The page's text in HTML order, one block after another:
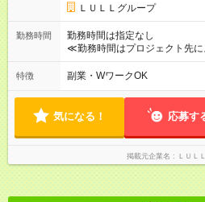
キルを考慮し初任給を決定。経
す！ ◎昇給年1回（研修終了後） ◎賞与年2回（2月・8月）＋業
績賞与あり ◤スキルアップも、収入アップも。◢ 入社後の成長
や頑張りは、しっかり給与で還
上アップした社員も。 エンジニアへの還元率は業界高水準の
87％。 スキルを磨いた分だけ
す！ 【試用期間】試用期間あり 試用期間の長さ：6ヶ月 ※ 雇用
形態と給与に、本採用時と異
中途採用（契約社員） 給与：
なし残業代を含みます。※超
別途支給いたします ※研修期
ＬＵＬＬグループ
勤務時間
勤務時間は指定なし
≪勤務時間はプロジェクト先
分～19時00分（休憩1時間）
間） ＼平日夜も、ちゃんと「自分時間」がつくれます／ 残業は
やサウナなど、 趣味の時間を
特徴 副業・WワークOK
気になる！ 応募す
掲載元企業名 ＬＵＬ